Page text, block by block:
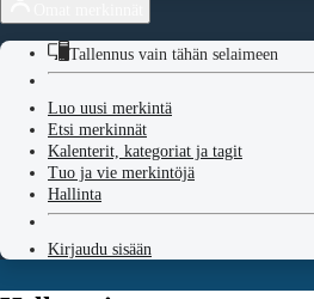
Tallennus vain tähän selaimeen
Luo uusi merkintä
Etsi merkinnät
Kalenterit, kategoriat ja tagit
Tuo ja vie merkintöjä
Hallinta
Kirjaudu sisään